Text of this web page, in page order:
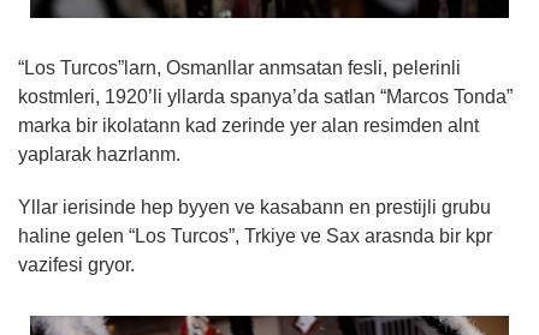
“Los Turcos”larn, Osmanllar anmsatan fesli, pelerinli
kostmleri, 1920’li yllarda spanya’da satlan “Marcos Tonda”
marka bir ikolatann kad zerinde yer alan resimden alnt
yaplarak hazrlanm.
Yllar ierisinde hep byyen ve kasabann en prestijli grubu
haline gelen “Los Turcos”, Trkiye ve Sax arasnda bir kpr
vazifesi gryor.